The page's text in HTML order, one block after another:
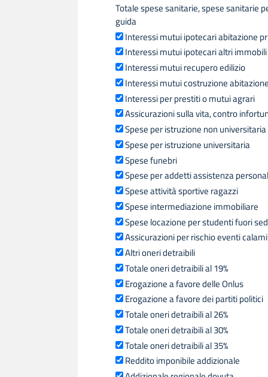
Totale spese sanitarie, spese sanitarie
guida
Interessi mutui ipotecari abitazione
Interessi mutui ipotecari altri immobili
Interessi mutui recupero edilizio
Interessi mutui costruzione
Interessi per prestiti o mutui agrari
Assicurazioni sulla vita, contro
Spese per istruzione non universitaria
Spese per istruzione universitaria
Spese funebri
Spese per addetti assistenza
Spese attività sportive ragazzi
Spese intermediazione immobiliare
Spese locazione per studenti fuori
Assicurazioni per rischio eventi
Altri oneri detraibili
Totale oneri detraibili al 19%
Erogazione a favore delle Onlus
Erogazione a favore dei partiti politici
Totale oneri detraibili al 26%
Totale oneri detraibili al 30%
Totale oneri detraibili al 35%
Reddito imponibile addizionale